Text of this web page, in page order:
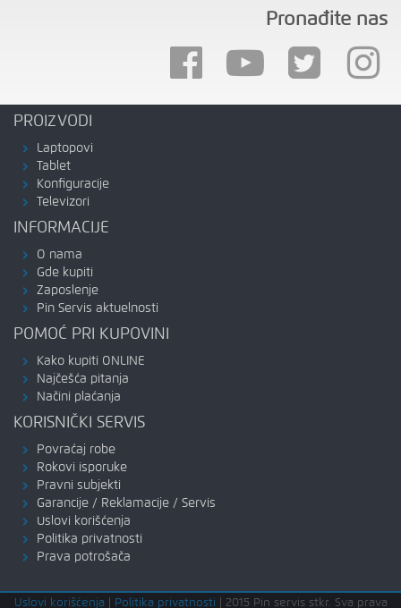
Pronađite nas
PROIZVODI
Laptopovi
Tablet
Konfiguracije
Televizori
INFORMACIJE
O nama
Gde kupiti
Zaposlenje
Pin Servis aktuelnosti
POMOĆ PRI KUPOVINI
Kako kupiti ONLINE
Najčešća pitanja
Načini plaćanja
KORISNIČKI SERVIS
Povraćaj robe
Rokovi isporuke
Pravni subjekti
Garancije / Reklamacije / Servis
Uslovi korišćenja
Politika privatnosti
Prava potrošača
Uslovi korišćenja| Politika privatnosti 2015 Pin servis stkr. Sva prava